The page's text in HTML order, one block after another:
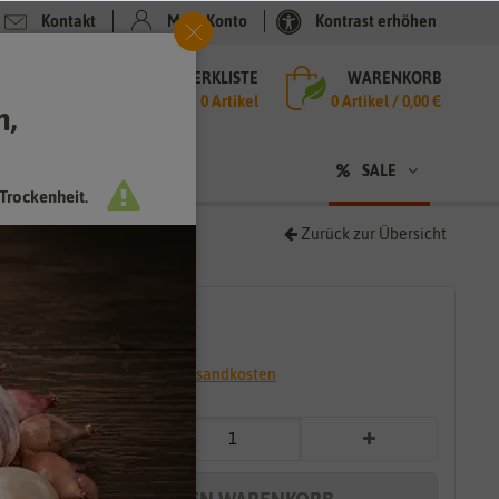
Kontakt Mein Konto Kontrast erhöhen
MERKLISTE
0 Artikel
WARENKORB
0Artikel /0,00 €
SALE
Zurück zur Übersicht
* inkl. 7% MwSt. zzgl. Versandkosten